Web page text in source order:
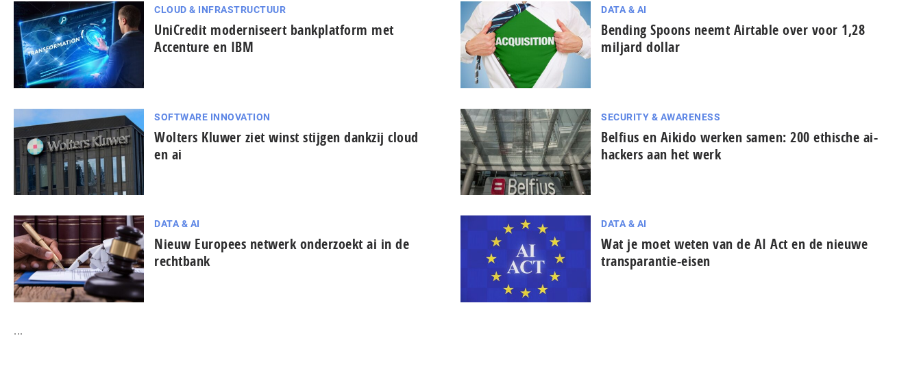
CLOUD & INFRASTRUCTUUR
UniCredit moderniseert bankplatform met
Accenture en IBM
DATA & AI
Bending Spoons neemt Airtable over voor 1,28
miljard dollar
SOFTWARE INNOVATION
Wolters Kluwer ziet winst stijgen dankzij cloud
en ai
SECURITY & AWARENESS
Belfius en Aikido werken samen: 200 ethische ai-
hackers aan het werk
DATA & AI
Nieuw Europees netwerk onderzoekt ai in de
rechtbank
DATA & AI
Wat je moet weten van de AI Act en de nieuwe
transparantie-eisen
...